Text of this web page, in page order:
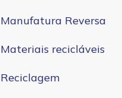
Manufatura Reversa
Materiais recicláveis
Reciclagem